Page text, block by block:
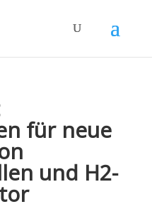
für neue
und H2-